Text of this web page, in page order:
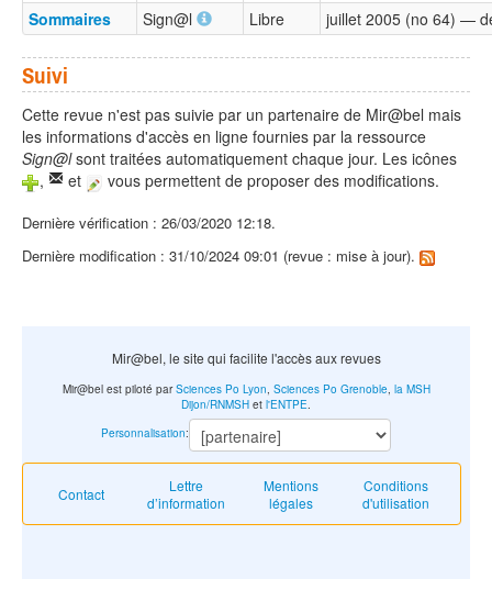
Sommaires Sign@l Libre juillet 2005 (no 64) —
Suivi
Cette revue n'est pas suivie par un partenaire de Mir@bel mais
les informations d'accès en ligne fournies par la ressource
Sign@lsont traitées automatiquement chaque jour. Les icônes
,
et vous permettent de proposer des modifications.
Dernière vérification : 26/03/2020 12:18.
Dernière modification : 31/10/2024 09:01 (revue : mise à jour).
Mir@bel, le site qui facilite l'accès aux revues
Contact
Lettre
d’information
Mentions
légales
Conditions
d'utilisation
Mir@bel est piloté parSciences Po Lyon Sciences Po Grenoble, la MSH
Dijon/RNMSH et l'ENTPE
Personnalisation: